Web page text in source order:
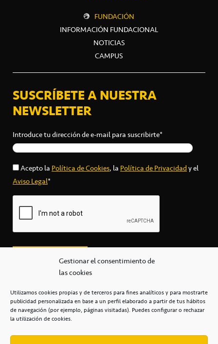
Gestionar el consentimiento de
las cookies
Utilizamos cookies propias y de terceros para fines analíticos y para mostrarte
publicidad personalizada en base a un perfil elaborado a partir de tus hábitos
de navegación (por ejemplo, páginas visitadas). Puedes configurar o rechazar
la utilización de cookies.
FUNDACIÓN
INFORMACIÓN FUNDACIONAL
NOTICIAS
CAMPUS
SUSCRÍBETE A NUESTRA
NEWSLETTER
Introduce tu dirección de e-mail para suscribirte*
Acepto laPolítica de Cookies, laPolítica de Privacidady el
Aviso Legal*
secretaria@cbcanarias.es
+34 922 253 684